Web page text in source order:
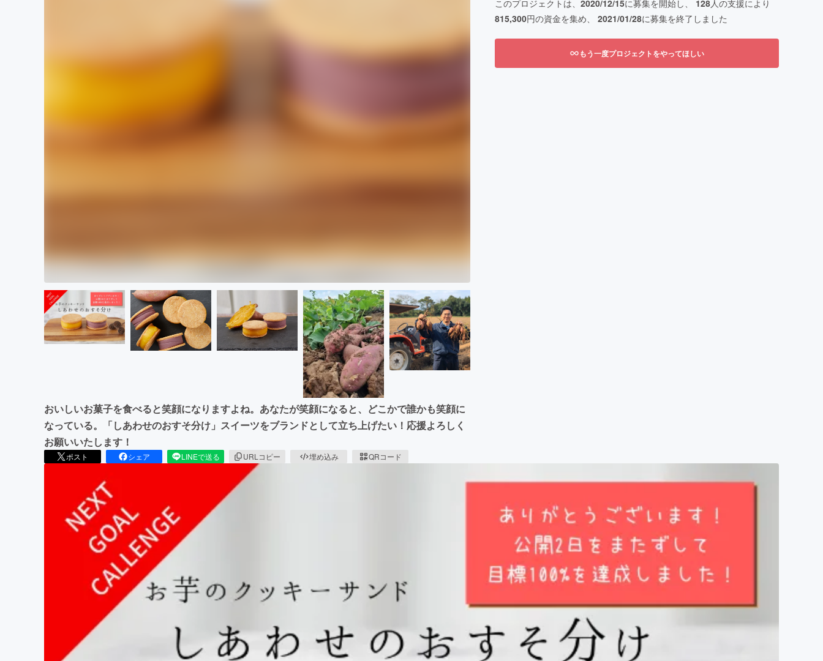
おいしいお菓子を食べると笑顔になりますよね。あなたが笑顔になると、どこかで誰かも笑顔に
なっている。「しあわせのおすそ分け」スイーツをブランドとして立ち上げたい！応援よろしく
お願いいたします！
ポスト シェア LINEで送る URLコピー 埋め込み QRコード
このプロジェクトは、 2020/12/15に募集を開始し、 128人の支援により
815,300円の資金を集め、 2021/01/28に募集を終了しました
もう一度プロジェクトをやってほしい